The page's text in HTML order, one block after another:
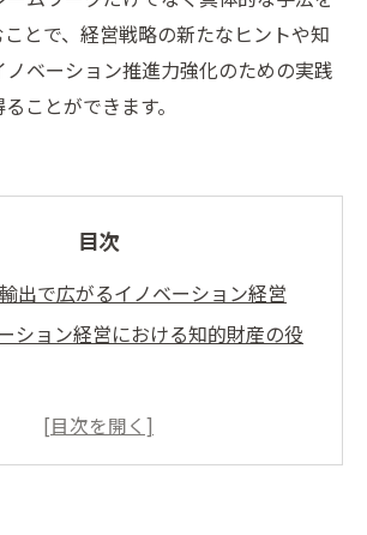
とで、経営戦略の新たなヒントや知
ベーション推進力強化のための実践
ことができます。
目次
出で広がるイノベーション経営
ション経営における知的財産の役
産活用で輸出を拡大する実践ポイン